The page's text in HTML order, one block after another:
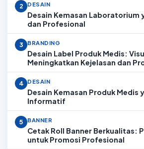
2 DESAIN
Desain Kemasan
dan Profesional
3 BRANDING
Desain Label Produk Medis:
Meningkatkan Kejelasan dan
4 DESAIN
Desain Kemasan Produk Medis
Informatif
5 BANNER
Cetak Roll Banner Berkualitas:
untuk Promosi Profesional